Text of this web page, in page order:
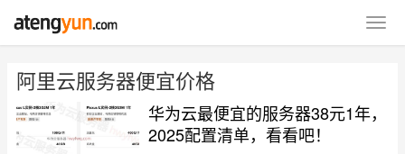
阿里云服务器便宜价格
华为云最便宜的服务器38元1年，
2025配置清单，看看吧！